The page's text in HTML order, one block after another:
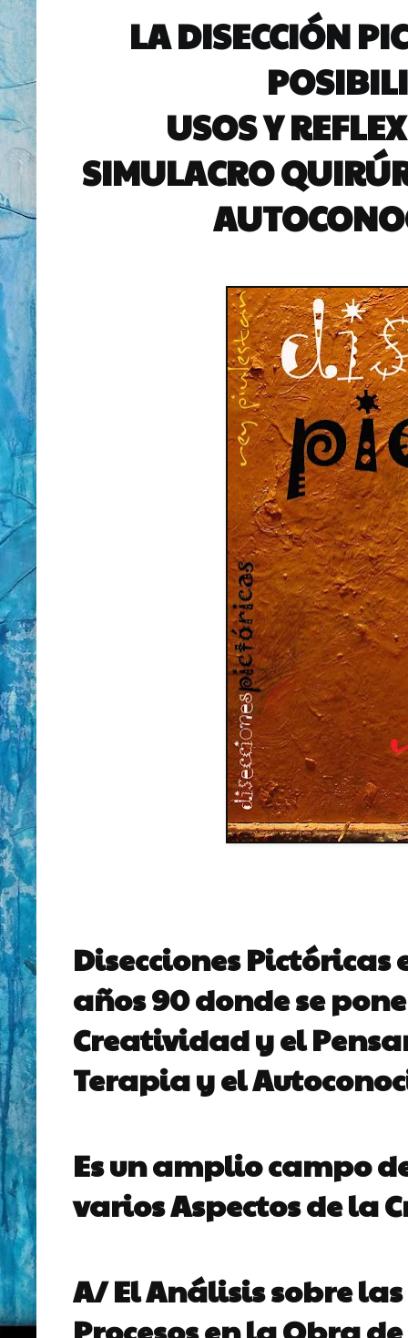
LA DISECCIÓN
USOS Y
SIMULACRO
Disecciones Pictóricas
años 90 donde se
Creatividad y el
Terapia y el
Es un amplio campo
varios Aspectos de la
A/ El Análisis sobre